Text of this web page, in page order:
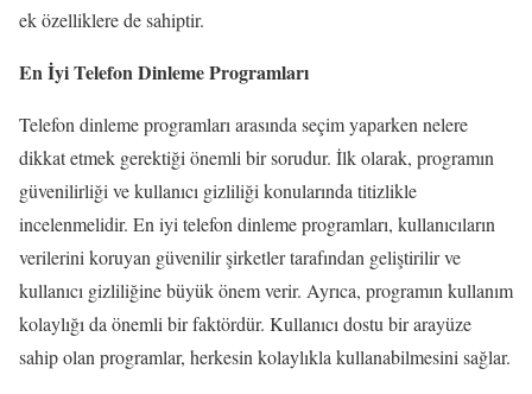
ek özelliklere de sahiptir.
En İyi Telefon Dinleme Programları
Telefon dinleme programları arasında seçim yaparken nelere
dikkat etmek gerektiği önemli bir sorudur. İlk olarak, programın
güvenilirliği ve kullanıcı gizliliği konularında titizlikle
incelenmelidir. En iyi telefon dinleme programları, kullanıcıların
verilerini koruyan güvenilir şirketler tarafından geliştirilir ve
kullanıcı gizliliğine büyük önem verir. Ayrıca, programın kullanım
kolaylığı da önemli bir faktördür. Kullanıcı dostu bir arayüze
sahip olan programlar, herkesin kolaylıkla kullanabilmesini sağlar.